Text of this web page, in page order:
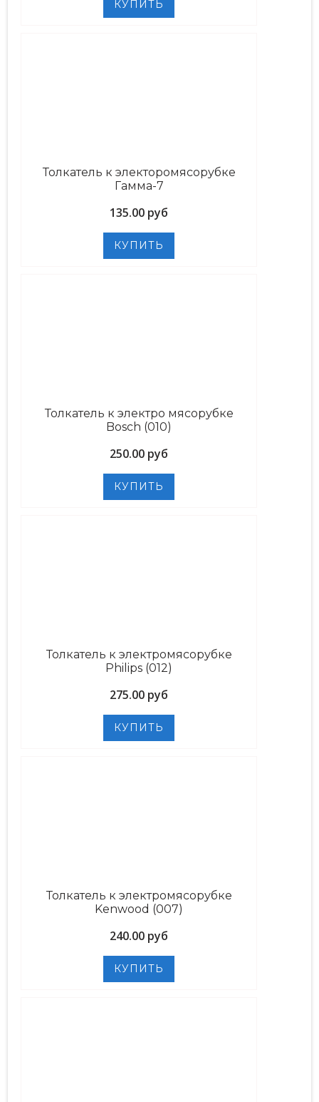
Толкатель к электоромясорубке
Гамма-7
135.00 руб
Толкатель к электро мясорубке
Bosch (010)
250.00 руб
Толкатель к электромясорубке
Philips (012)
275.00 руб
Толкатель к электромясорубке
Kenwood (007)
240.00 руб